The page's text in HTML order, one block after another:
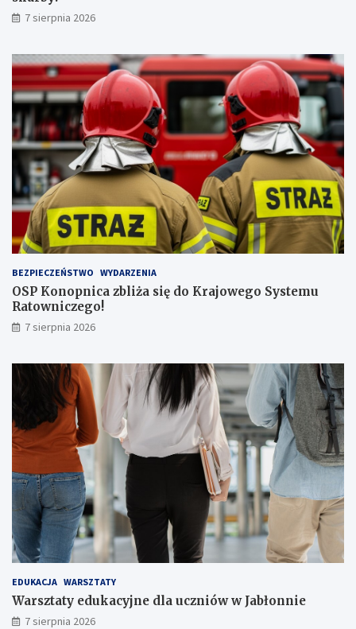
n
a
y
ż
s
z
ą
l
c
z
b
ą
a
a
ż
e
r
!
b
y 7 sierpnia 2026
BEZPIECZEŃSTWO WYDARZENIA
OSP Konopnica zbliża się do Krajowego Systemu
Ratowniczego!
7 sierpnia 2026
EDUKACJA WARSZTATY
Warsztaty edukacyjne dla uczniów w Jabłonnie
7 sierpnia 2026